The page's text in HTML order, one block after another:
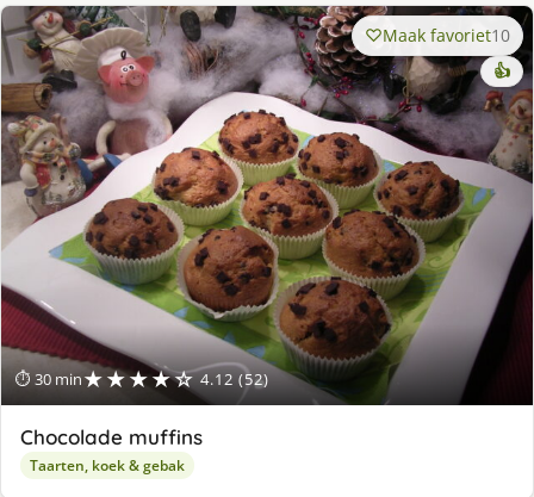
⏱ 30 min★★★★☆ 4.12 (52)
Maak favoriet10
👍
Chocolade muffins
Taarten, koek & gebak